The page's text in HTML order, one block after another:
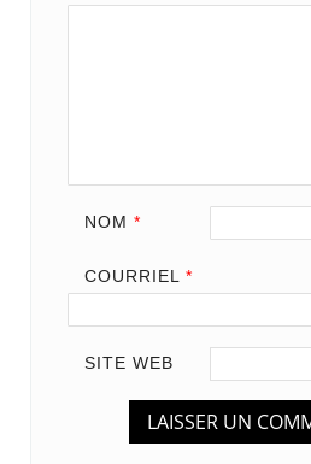
NOM *
COURRIEL *
SITE WEB